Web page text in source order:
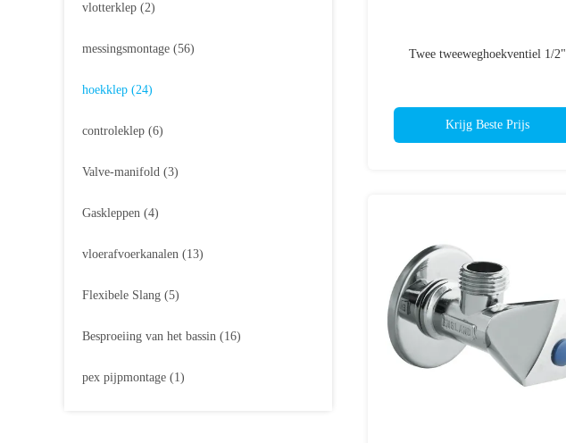
vlotterklep (2)
messingsmontage (56)
hoekklep (24)
controleklep (6)
Valve-manifold (3)
Gaskleppen (4)
vloerafvoerkanalen (13)
Flexibele Slang (5)
Besproeiing van het bassin (16)
pex pijpmontage (1)
Twee tweeweghoekventiel 1/2"
Krijg Beste Prijs